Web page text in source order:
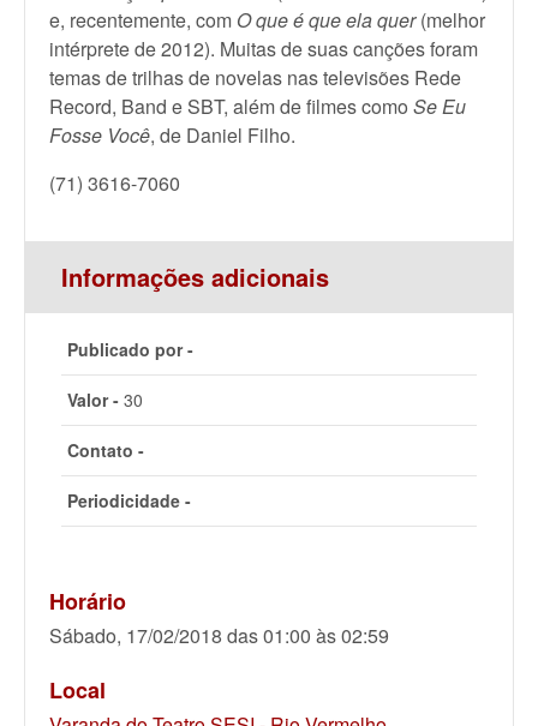
e, recentemente, com O que é que ela quer(melhor
intérprete de 2012). Muitas de suas canções foram
temas de trilhas de novelas nas televisões Rede
Record, Band e SBT, além de filmes como Se Eu
Fosse Você, de Daniel Filho.
(71) 3616-7060
Informações adicionais
Publicado por -
Valor - 30
Contato -
Periodicidade -
Horário
Sábado, 17/02/2018 das 01:00 às 02:59
Local